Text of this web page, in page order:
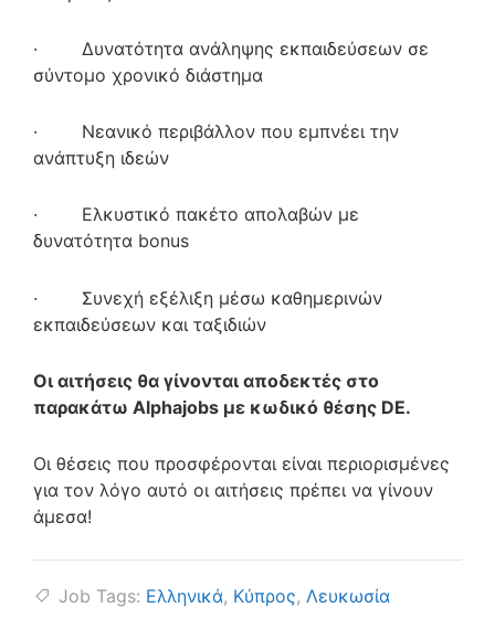
· Δυνατότητα ανάληψης εκπαιδεύσεων σε
σύντομο χρονικό διάστημα
· Νεανικό περιβάλλον που εμπνέει την
ανάπτυξη ιδεών
· Ελκυστικό πακέτο απολαβών με
δυνατότητα bonus
· Συνεχή εξέλιξη μέσω καθημερινών
εκπαιδεύσεων και ταξιδιών
Οι αιτήσεις θα γίνονται αποδεκτές στο
παρακάτω Alphajobs με κωδικό θέσης DE.
Οι θέσεις που προσφέρονται είναι περιορισμένες
για τον λόγο αυτό οι αιτήσεις πρέπει να γίνουν
άμεσα!
Job Tags: Ελληνικά, Κύπρος, Λευκωσία